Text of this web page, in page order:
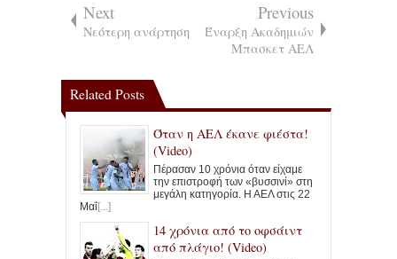
Next
Νεότερη ανάρτηση
Previous
Έναρξη Ακαδημιών
Μπασκετ ΑΕΛ
Related Posts
Όταν η ΑΕΛ έκανε φιέστα!
(Video)
Πέρασαν 10 χρόνια όταν είχαμε
την επιστροφή των «βυσσινί» στη
μεγάλη κατηγορία. Η ΑΕΛ στις 22
Μαΐ[...]
14 χρόνια από το οφσάιντ
από πλάγιο! (Video)